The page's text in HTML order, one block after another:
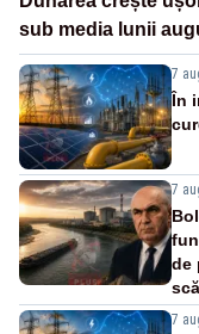
sub media lunii
7
În
7
de
7